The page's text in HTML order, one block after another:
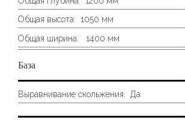
Общая высота: 1050 мм
Общая ширина: 1400 мм
База
Выравнивание скольжения: Да